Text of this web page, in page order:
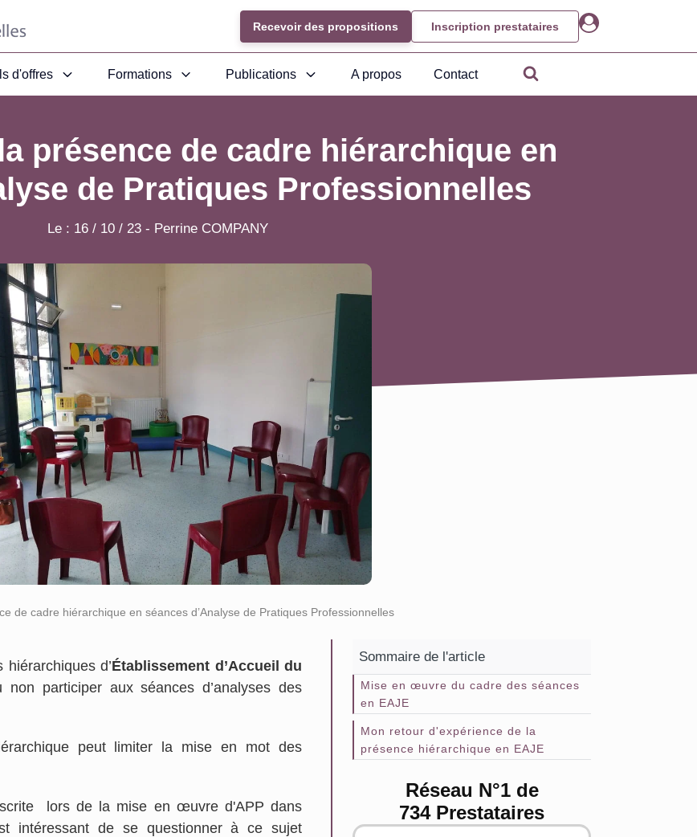
Recevoir des propositions Inscription prestataires
d'offres Formations Publications A propos Contact
présence de cadre hiérarchique en
de Pratiques Professionnelles
Le : 16 / 10 / 23- Perrine COMPANY
de cadre hiérarchique en séances d’Analyse de Pratiques Professionnelles
d’Établissement d’Accueil du
non participer aux séances d’analyses des
peut limiter la mise en mot des
lors de la mise en œuvre d'APP dans
intéressant de se questionner à ce sujet
Sommaire de l'article
Mise en œuvre du cadre des séances
en EAJE
Mon retour d'expérience de la
présence hiérarchique en EAJE
Réseau N°1 de
734 Prestataires